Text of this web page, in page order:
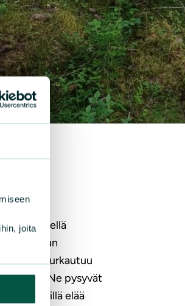
joita
kasviretkellä
Kun
purkautuu
lähde. Ne pysyvät
lähteillä elää